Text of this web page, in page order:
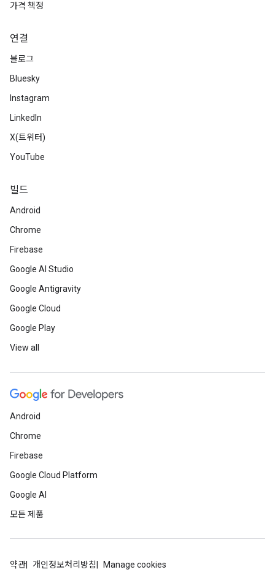
가격 책정
연결
블로그
Bluesky
Instagram
LinkedIn
X(트위터)
YouTube
빌드
Android
Chrome
Firebase
Google AI Studio
Google Antigravity
Google Cloud
Google Play
View all
Android
Chrome
Firebase
Google Cloud Platform
Google AI
모든 제품
약관 개인정보처리방침 Manage cookies